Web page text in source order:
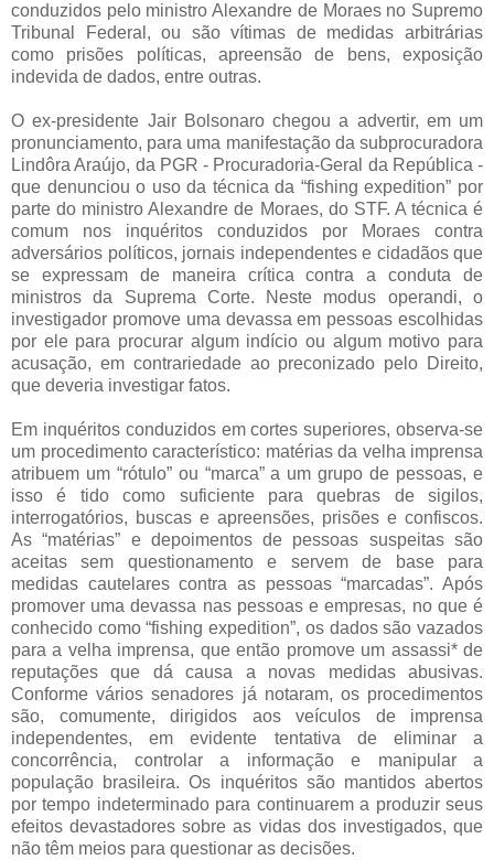
conduzidos pelo ministro Alexandre de Moraes no Supremo
Tribunal Federal, ou são vítimas de medidas arbitrárias
como prisões políticas, apreensão de bens, exposição
indevida de dados, entre outras.
O ex-presidente Jair Bolsonaro chegou a advertir, em um
pronunciamento, para uma manifestação da subprocuradora
Lindôra Araújo, da PGR - Procuradoria-Geral da República -
que denunciou o uso da técnica da “fishing expedition” por
parte do ministro Alexandre de Moraes, do STF. A técnica é
comum nos inquéritos conduzidos por Moraes contra
adversários políticos, jornais independentes e cidadãos que
se expressam de maneira crítica contra a conduta de
ministros da Suprema Corte. Neste modus operandi, o
investigador promove uma devassa em pessoas escolhidas
por ele para procurar algum indício ou algum motivo para
acusação, em contrariedade ao preconizado pelo Direito,
que deveria investigar fatos.
Em inquéritos conduzidos em cortes superiores, observa-se
um procedimento característico: matérias da velha imprensa
atribuem um “rótulo” ou “marca” a um grupo de pessoas, e
isso é tido como suficiente para quebras de sigilos,
interrogatórios, buscas e apreensões, prisões e confiscos.
As “matérias” e depoimentos de pessoas suspeitas são
aceitas sem questionamento e servem de base para
medidas cautelares contra as pessoas “marcadas”. Após
promover uma devassa nas pessoas e empresas, no que é
conhecido como “fishing expedition”, os dados são vazados
para a velha imprensa, que então promove um assassi* de
reputações que dá causa a novas medidas abusivas.
Conforme vários senadores já notaram, os procedimentos
são, comumente, dirigidos aos veículos de imprensa
independentes, em evidente tentativa de eliminar a
concorrência, controlar a informação e manipular a
população brasileira. Os inquéritos são mantidos abertos
por tempo indeterminado para continuarem a produzir seus
efeitos devastadores sobre as vidas dos investigados, que
não têm meios para questionar as decisões.